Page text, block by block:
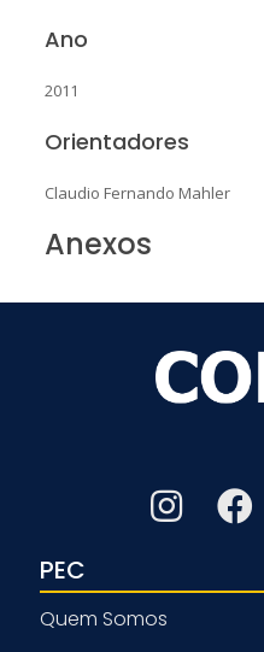
Ano
2011
Orientadores
Claudio Fernando Mahler
Anexos
PEC
Quem Somos